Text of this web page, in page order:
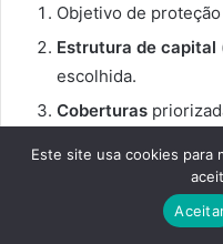
Objetivo de proteção
Estrutura de capital
escolhida.
Coberturas
Regras de
Comparativo de
Este site usa cookies para